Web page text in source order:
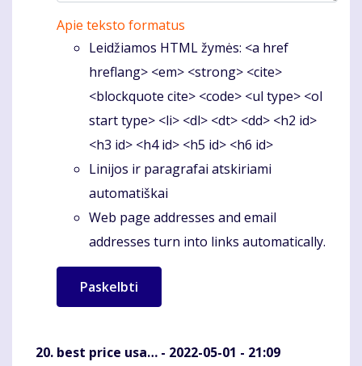
Apie teksto formatus
Leidžiamos HTML žymės: <a href
hreflang> <em> <strong> <cite>
<blockquote cite> <code> <ul type> <ol
start type> <li> <dl> <dt> <dd> <h2 id>
<h3 id> <h4 id> <h5 id> <h6 id>
Linijos ir paragrafai atskiriami
automatiškai
Web page addresses and email
addresses turn into links automatically.
best price usa… - 2022-05-01 - 21:09